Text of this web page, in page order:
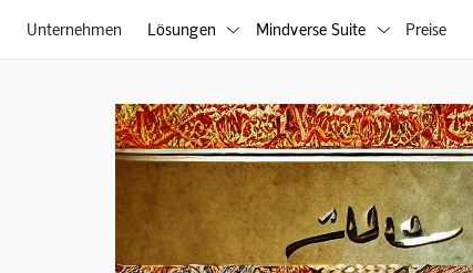
Unternehmen Lösungen  Mindverse Suite  Preise